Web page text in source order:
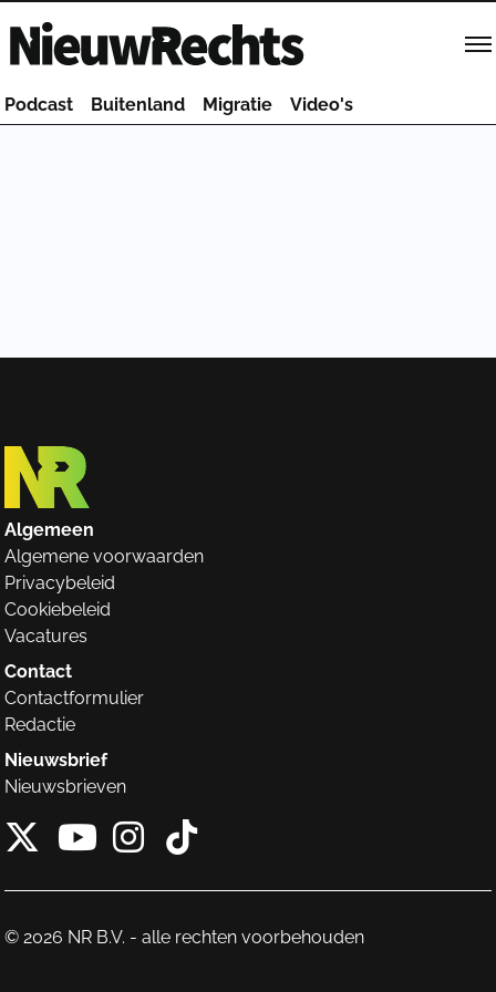
Homepage van NieuwRechts
Podcast Buitenland Migratie Video's
Algemeen
Algemene voorwaarden
Privacybeleid
Cookiebeleid
Vacatures
Contact
Contactformulier
Redactie
Nieuwsbrief
Nieuwsbrieven
X van NieuwRechts
Instagram van
Tiktok van
© 2026 NR B.V. - alle rechten voorbehouden